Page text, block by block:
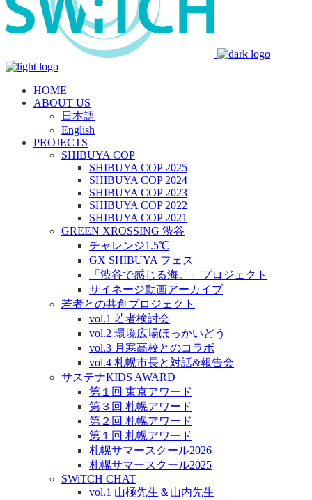
HOME
ABOUT US
日本語
English
PROJECTS
SHIBUYA COP
SHIBUYA COP 2025
SHIBUYA COP 2024
SHIBUYA COP 2023
SHIBUYA COP 2022
SHIBUYA COP 2021
GREEN XROSSING 渋谷
チャレンジ1.5℃
GX SHIBUYA フェス
「渋谷で感じる海。」プロジェクト
サイネージ動画アーカイブ
若者との共創プロジェクト
vol.1 若者検討会
vol.2 環境広場ほっかいどう
vol.3 月寒高校とのコラボ
vol.4 札幌市長と対話&報告会
サステナKIDS AWARD
第１回 東京アワード
第３回 札幌アワード
第２回 札幌アワード
第１回 札幌アワード
札幌サマースクール2026
札幌サマースクール2025
SWiTCH CHAT
vol.1 山極先生＆山内先生